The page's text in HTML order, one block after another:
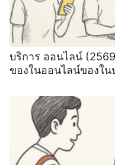
บริการ ออนไลน์
ของในออนไลน์ของใน